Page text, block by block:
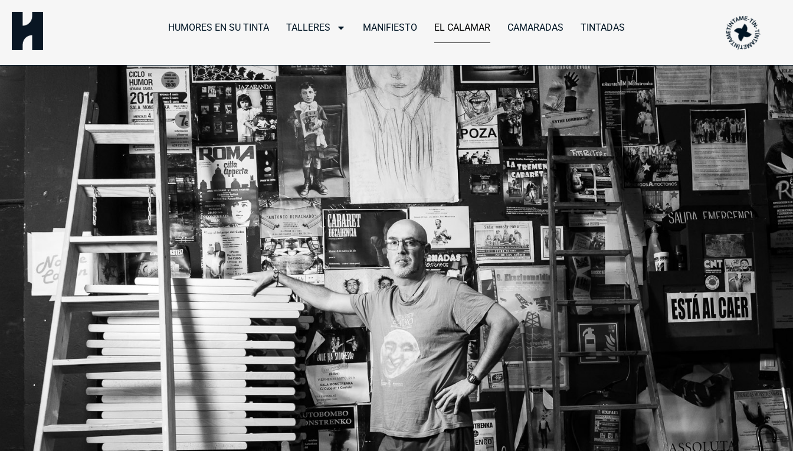
HUMORES EN SU TINTA TALLERES MANIFIESTO EL CALAMAR CAMARADAS TINTADAS